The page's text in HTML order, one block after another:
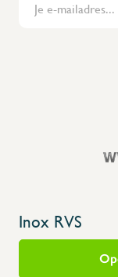
Inox RVS